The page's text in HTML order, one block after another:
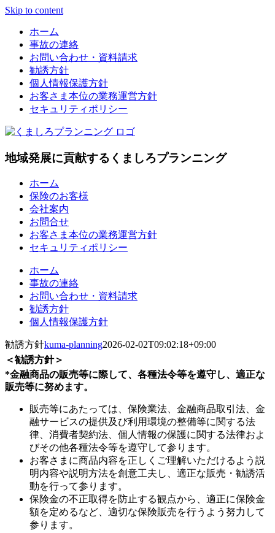
Skip to content
ホーム
事故の連絡
お問い合わせ・資料請求
勧誘方針
個人情報保護方針
お客さま本位の業務運営方針
セキュリティポリシー
地域発展に貢献するくましろプランニング
ホーム
保険のお客様
会社案内
お問合せ
お客さま本位の業務運営方針
セキュリティポリシー
ホーム
事故の連絡
お問い合わせ・資料請求
勧誘方針
個人情報保護方針
勧誘方針kuma-planning2026-02-02T09:02:18+09:00
＜勧誘方針＞
*金融商品の販売等に際して、各種法令等を遵守し、適正な
販売等に努めます。
販売等にあたっては、保険業法、金融商品取引法、金
融サービスの提供及び利用環境の整備等に関する法
律、消費者契約法、個人情報の保護に関する法律およ
びその他各種法令等を遵守して参ります。
お客さまに商品内容を正しくご理解いただけるよう説
明内容や説明方法を創意工夫し、適正な販売・勧誘活
動を行って参ります。
保険金の不正取得を防止する観点から、適正に保険金
額を定めるなど、適切な保険販売を行うよう努力して
参ります。